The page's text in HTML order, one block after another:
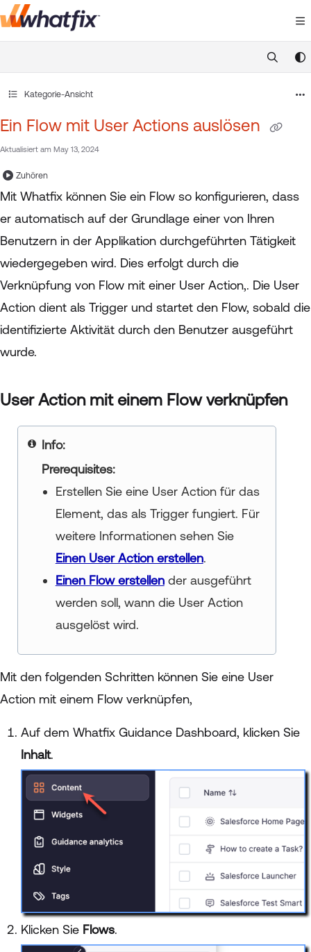
Documentation Index
https://
Kategorie-Ansicht
Ein Flow mit User Actions auslösen
Aktualisiert am May 13, 2024
Zuhören
Mit Whatfix können Sie ein Flow so konfigurieren, dass
er automatisch auf der Grundlage einer von Ihren
Benutzern in der Applikation durchgeführten Tätigkeit
wiedergegeben wird. Dies erfolgt durch die
Verknüpfung von Flow mit einer User Action,. Die User
Action dient als Trigger und startet den Flow, sobald die
identifizierte Aktivität durch den Benutzer ausgeführt
wurde.
User Action mit einem Flow verknüpfen
Prerequisites:
Erstellen Sie eine User Action für das
Element, das als Trigger fungiert. Für
weitere Informationen sehen Sie
Einen User Action erstellen.
Einen Flow erstellender ausgeführt
werden soll, wann die User Action
ausgelöst wird.
Mit den folgenden Schritten können Sie eine User
Action mit einem Flow verknüpfen,
Auf dem Whatfix Guidance Dashboard, klicken Sie
Inhalt.
Klicken Sie Flows.